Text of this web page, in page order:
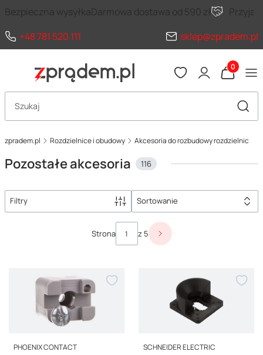
Bezpieczna wysyłkaDarmowa dostawa od 590 zł
+48 781 520 111
sklep@zpradem.pl
Produkty
Otwórz wyszukiwarkę
zpradem.pl Rozdzielnice i obudowy Akcesoria do rozbudowy rozdzielnic
Pozostałe akcesoria 116
Filtry Sortowanie
Lista produktówStrona z 5 Następne produkty
PRODUCENT
PHOENIX CONTACT PRODUCENT
SCHNEIDER ELECTRIC